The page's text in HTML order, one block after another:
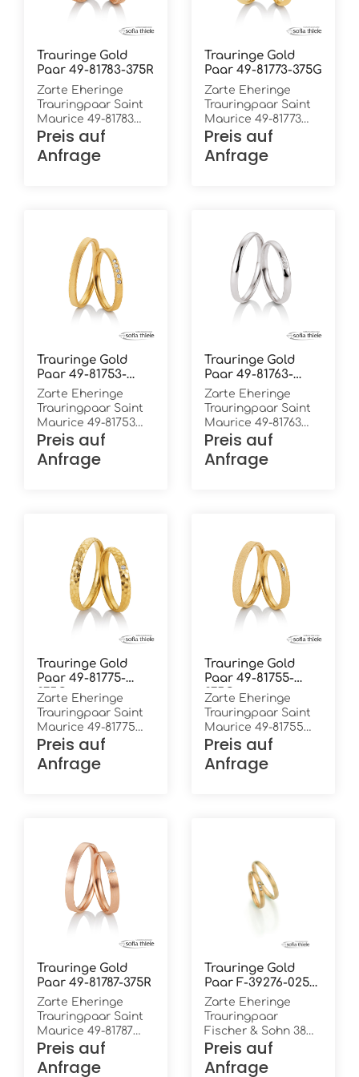
Trauringe Gold
Paar 49-81783-375R
Zarte Eheringe
Trauringpaar Saint
Maurice 49-81783
und 49-81784
Rotgold in 375/-
Oberfläche:
(gewölbt) Ring
außen: leicht
bombiert (gewölbt)
Preis auf
Anfrage
Trauringe Gold
Paar 49-81773-375G
Zarte Eheringe
Trauringpaar Saint
Maurice 49-81773
und 49-81774
Gelbgold in 375/-
Oberfläche: poliert
bombiert (gewölbt)
Ring außen:
bombiert (gewölbt)
Preis auf
Anfrage
Trauringe Gold
Paar 49-81753-
375G
Zarte Eheringe
Trauringpaar Saint
Maurice 49-81753
und 49-81754
Gelbgold in 375/-
Oberfläche:
mm Ring innen:
bombiert (gewölbt)
Ring außen: flach
Preis auf
Anfrage
Trauringe Gold
Paar 49-81763-
375W
Zarte Eheringe
Trauringpaar Saint
Maurice 49-81763
und 49-81764
Weißgold in 375/-
Oberfläche: poliert
bombiert (gewölbt)
Ring außen:
bombiert (gewölbt)
Preis auf
Anfrage
Trauringe Gold
Paar 49-81775-
375G
Zarte Eheringe
Trauringpaar Saint
Maurice 49-81775
und 49-81776
Gelbgold in 375/-
Oberfläche:
innen: bombiert
(gewölbt) Ring
außen: bombiert
(gewölbt)
Preis auf
Anfrage
Trauringe Gold
Paar 49-81755-
375G
Zarte Eheringe
Trauringpaar Saint
Maurice 49-81755
und 49-81756
Gelbgold in 375/-
Oberfläche:
außen: flach
Preis auf
Anfrage
Trauringe Gold
Paar 49-81787-375R
Zarte Eheringe
Trauringpaar Saint
Maurice 49-81787
und 49-81788
Rotgold in 375/-
Oberfläche:
Preis auf
Anfrage
Trauringe Gold
Paar F-39276-025-
375A
Zarte Eheringe
Trauringpaar
Fischer & Sohn 38
39276/025 und 06
39276/025
Apricotgold in 375/-
Preis auf
Anfrage